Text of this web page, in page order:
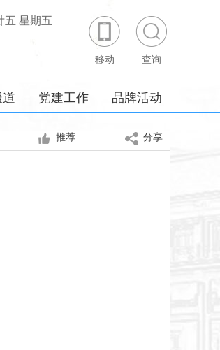
五 星期五
移动 查询
道 党建工作 品牌活动
推荐 分享